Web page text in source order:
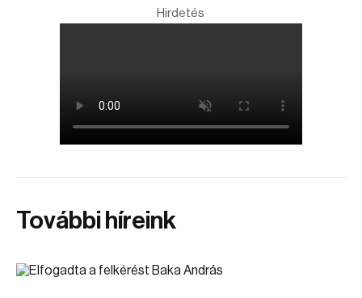
Hirdetés
További híreink